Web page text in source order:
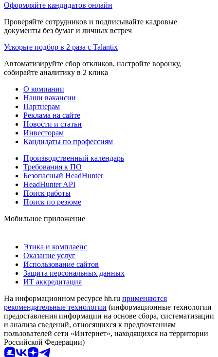
Оформляйте кандидатов онлайн
Проверяйте сотрудников и подписывайте кадровые
документы без бумаг и личных встреч
Ускорьте подбор в 2 раза с Talantix
Автоматизируйте сбор откликов, настройте воронку,
собирайте аналитику в 2 клика
О компании
Наши вакансии
Партнерам
Реклама на сайте
Новости и статьи
Инвесторам
Кандидаты по профессиям
Производственный календарь
Требования к ПО
Безопасный HeadHunter
HeadHunter API
Поиск работы
Поиск по резюме
Мобильное приложение
Этика и комплаенс
Оказание услуг
Использование сайтов
Защита персональных данных
ИТ аккредитация
На информационном ресурсе hh.ru применяются
рекомендательные технологии (информационные технологии
предоставления информации на основе сбора, систематизации
и анализа сведений, относящихся к предпочтениям
пользователей сети «Интернет», находящихся на территории
Российской Федерации)